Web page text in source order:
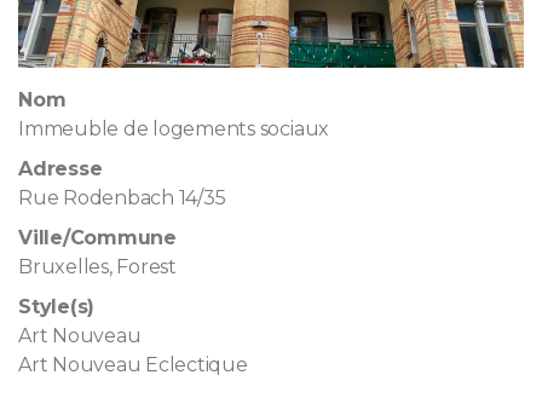
Nom
Immeuble de logements sociaux
Adresse
Rue Rodenbach 14/35
Ville/Commune
Bruxelles, Forest
Style(s)
Art Nouveau
Art Nouveau Eclectique